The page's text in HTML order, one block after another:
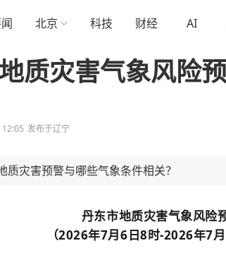
北京 科技 财经 AI
质灾害气象风险预
发布于辽宁
质灾害预警与哪些气象条件相关？
丹东市地质灾害气象风险
（2026年7月6日8时-2026年7月